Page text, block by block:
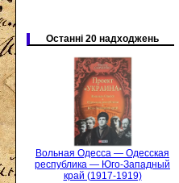
Останні 20 надходжень
Вольная Одесса — Одесская
республика — Юго-Западный
край (1917-1919)